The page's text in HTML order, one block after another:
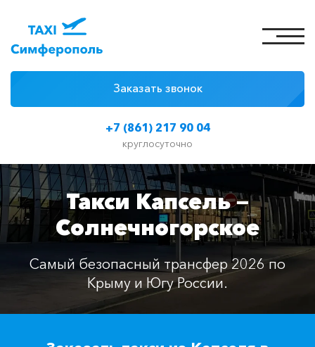
+7 (861) 217 90 04
круглосуточно
Заказать звонок
Цены на такси
Классы автомобилей
Отзывы
Контакты
Такси Капсель —
Солнечногорское
Самый безопасный трансфер 2026 по
Крыму и Югу России.